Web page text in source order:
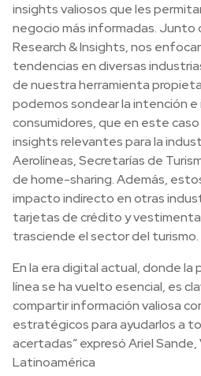
insights valiosos que les
negocio más informadas. Junto
Research & Insights, nos
tendencias en diversas
de nuestra herramienta
podemos sondear la intención
consumidores, que en este
insights relevantes para la
Aerolíneas, Secretarías de
de home-sharing. Además,
impacto indirecto en otras
tarjetas de crédito y
trasciende el sector del turismo.
En la era digital actual, donde la
línea se ha vuelto esencial, es
compartir información valiosa
estratégicos para ayudarlos a
acertadas” expresó Ariel
Latinoamérica